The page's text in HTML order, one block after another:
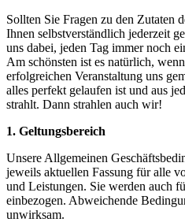
Sollten Sie Fragen zu den Zutaten
Ihnen selbstverständlich jederzeit
uns dabei, jeden Tag immer noch
Am schönsten ist es natürlich,
erfolgreichen Veranstaltung uns
alles perfekt gelaufen ist und aus
strahlt. Dann strahlen auch wir!
1. Geltungsbereich
Unsere Allgemeinen
jeweils aktuellen Fassung für alle
und Leistungen. Sie werden auch
einbezogen. Abweichende
unwirksam.